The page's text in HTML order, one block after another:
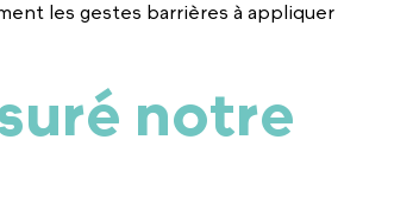
les gestes barrières à appliquer
notre